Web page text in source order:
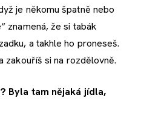
je někomu špatně nebo
znamená, že si tabák
a takhle ho proneseš.
zakouříš si na rozdělovně.
Byla tam nějaká jídla,